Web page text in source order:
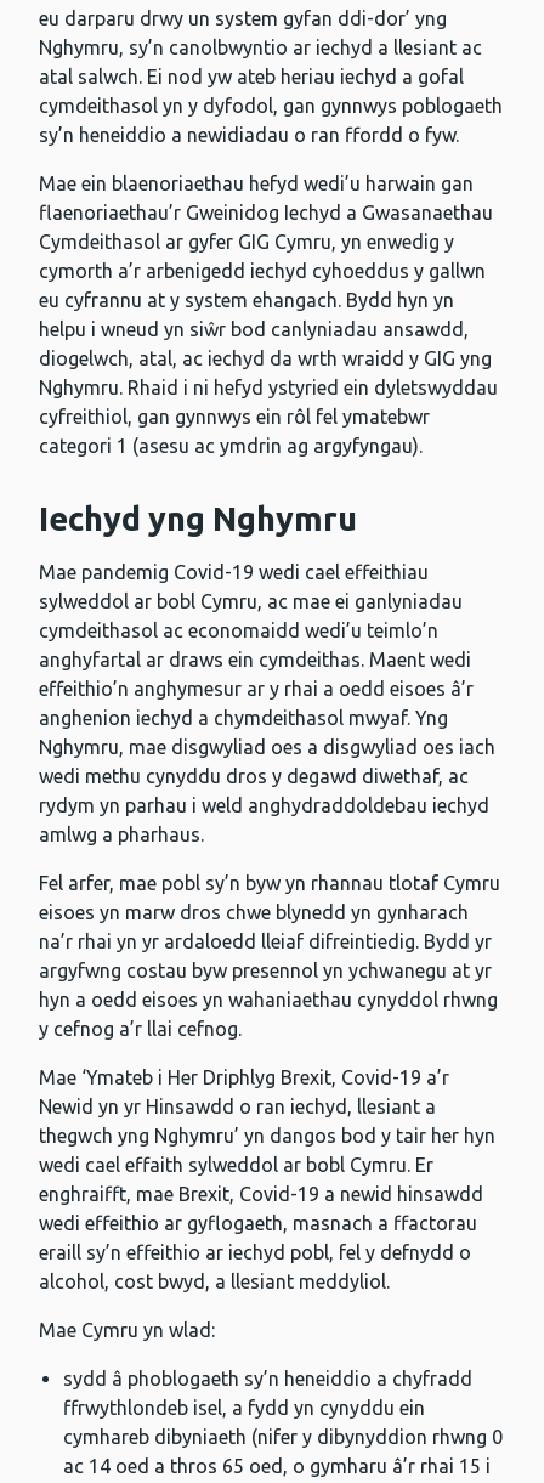
eu darparu drwy un system gyfan ddi-dor’ yng
Nghymru, sy’n canolbwyntio ar iechyd a llesiant ac
atal salwch. Ei nod yw ateb heriau iechyd a gofal
cymdeithasol yn y dyfodol, gan gynnwys poblogaeth
sy’n heneiddio a newidiadau o ran ffordd o fyw.
Mae ein blaenoriaethau hefyd wedi’u harwain gan
flaenoriaethau’r Gweinidog Iechyd a Gwasanaethau
Cymdeithasol ar gyfer GIG Cymru, yn enwedig y
cymorth a’r arbenigedd iechyd cyhoeddus y gallwn
eu cyfrannu at y system ehangach. Bydd hyn yn
helpu i wneud yn siŵr bod canlyniadau ansawdd,
diogelwch, atal, ac iechyd da wrth wraidd y GIG yng
Nghymru. Rhaid i ni hefyd ystyried ein dyletswyddau
cyfreithiol, gan gynnwys ein rôl fel ymatebwr
categori 1 (asesu ac ymdrin ag argyfyngau).
Iechyd yng Nghymru
Mae pandemig Covid-19 wedi cael effeithiau
sylweddol ar bobl Cymru, ac mae ei ganlyniadau
cymdeithasol ac economaidd wedi’u teimlo’n
anghyfartal ar draws ein cymdeithas. Maent wedi
effeithio’n anghymesur ar y rhai a oedd eisoes â’r
anghenion iechyd a chymdeithasol mwyaf. Yng
Nghymru, mae disgwyliad oes a disgwyliad oes iach
wedi methu cynyddu dros y degawd diwethaf, ac
rydym yn parhau i weld anghydraddoldebau iechyd
amlwg a pharhaus.
Fel arfer, mae pobl sy’n byw yn rhannau tlotaf Cymru
eisoes yn marw dros chwe blynedd yn gynharach
na’r rhai yn yr ardaloedd lleiaf difreintiedig. Bydd yr
argyfwng costau byw presennol yn ychwanegu at yr
hyn a oedd eisoes yn wahaniaethau cynyddol rhwng
y cefnog a’r llai cefnog.
Mae ‘Ymateb i Her Driphlyg Brexit, Covid-19 a’r
Newid yn yr Hinsawdd o ran iechyd, llesiant a
thegwch yng Nghymru’ yn dangos bod y tair her hyn
wedi cael effaith sylweddol ar bobl Cymru. Er
enghraifft, mae Brexit, Covid-19 a newid hinsawdd
wedi effeithio ar gyflogaeth, masnach a ffactorau
eraill sy’n effeithio ar iechyd pobl, fel y defnydd o
alcohol, cost bwyd, a llesiant meddyliol.
Mae Cymru yn wlad:
sydd â phoblogaeth sy’n heneiddio a chyfradd
ffrwythlondeb isel, a fydd yn cynyddu ein
cymhareb dibyniaeth (nifer y dibynyddion rhwng 0
ac 14 oed a thros 65 oed, o gymharu â’r rhai 15 i